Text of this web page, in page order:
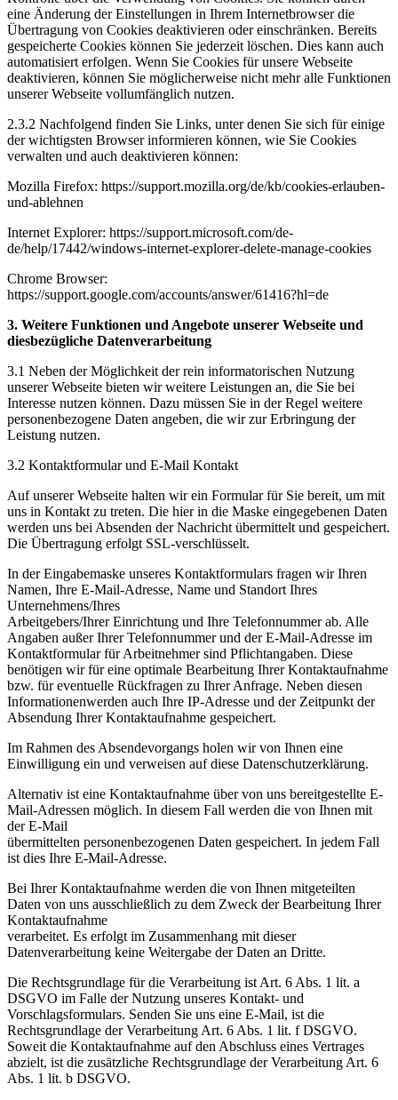
eine Änderung der Einstellungen in Ihrem Internetbrowser die
Übertragung von Cookies deaktivieren oder einschränken. Bereits
gespeicherte Cookies können Sie jederzeit löschen. Dies kann auch
automatisiert erfolgen. Wenn Sie Cookies für unsere Webseite
deaktivieren, können Sie möglicherweise nicht mehr alle Funktionen
unserer Webseite vollumfänglich nutzen.
2.3.2 Nachfolgend finden Sie Links, unter denen Sie sich für einige
der wichtigsten Browser informieren können, wie Sie Cookies
verwalten und auch deaktivieren können:
Mozilla Firefox: https://support.mozilla.org/de/kb/cookies-erlauben-
und-ablehnen
Internet Explorer: https://support.microsoft.com/de-
de/help/17442/windows-internet-explorer-delete-manage-cookies
Chrome Browser:
https://support.google.com/accounts/answer/61416?hl=de
3. Weitere Funktionen und Angebote unserer Webseite und
diesbezügliche Datenverarbeitung
3.1 Neben der Möglichkeit der rein informatorischen Nutzung
unserer Webseite bieten wir weitere Leistungen an, die Sie bei
Interesse nutzen können. Dazu müssen Sie in der Regel weitere
personenbezogene Daten angeben, die wir zur Erbringung der
Leistung nutzen.
3.2 Kontaktformular und E-Mail Kontakt
Auf unserer Webseite halten wir ein Formular für Sie bereit, um mit
uns in Kontakt zu treten. Die hier in die Maske eingegebenen Daten
werden uns bei Absenden der Nachricht übermittelt und gespeichert.
Die Übertragung erfolgt SSL-verschlüsselt.
In der Eingabemaske unseres Kontaktformulars fragen wir Ihren
Namen, Ihre E-Mail-Adresse, Name und Standort Ihres
Unternehmens/Ihres
Arbeitgebers/Ihrer Einrichtung und Ihre Telefonnummer ab. Alle
Angaben außer Ihrer Telefonnummer und der E-Mail-Adresse im
Kontaktformular für Arbeitnehmer sind Pflichtangaben. Diese
benötigen wir für eine optimale Bearbeitung Ihrer Kontaktaufnahme
bzw. für eventuelle Rückfragen zu Ihrer Anfrage. Neben diesen
Informationenwerden auch Ihre IP-Adresse und der Zeitpunkt der
Absendung Ihrer Kontaktaufnahme gespeichert.
Im Rahmen des Absendevorgangs holen wir von Ihnen eine
Einwilligung ein und verweisen auf diese Datenschutzerklärung.
Alternativ ist eine Kontaktaufnahme über von uns bereitgestellte E-
Mail-Adressen möglich. In diesem Fall werden die von Ihnen mit
der E-Mail
übermittelten personenbezogenen Daten gespeichert. In jedem Fall
ist dies Ihre E-Mail-Adresse.
Bei Ihrer Kontaktaufnahme werden die von Ihnen mitgeteilten
Daten von uns ausschließlich zu dem Zweck der Bearbeitung Ihrer
Kontaktaufnahme
verarbeitet. Es erfolgt im Zusammenhang mit dieser
Datenverarbeitung keine Weitergabe der Daten an Dritte.
Die Rechtsgrundlage für die Verarbeitung ist Art. 6 Abs. 1 lit. a
DSGVO im Falle der Nutzung unseres Kontakt- und
Vorschlagsformulars. Senden Sie uns eine E-Mail, ist die
Rechtsgrundlage der Verarbeitung Art. 6 Abs. 1 lit. f DSGVO.
Soweit die Kontaktaufnahme auf den Abschluss eines Vertrages
abzielt, ist die zusätzliche Rechtsgrundlage der Verarbeitung Art. 6
Abs. 1 lit. b DSGVO.